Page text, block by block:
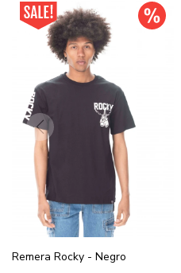
Remera Rocky - Negro